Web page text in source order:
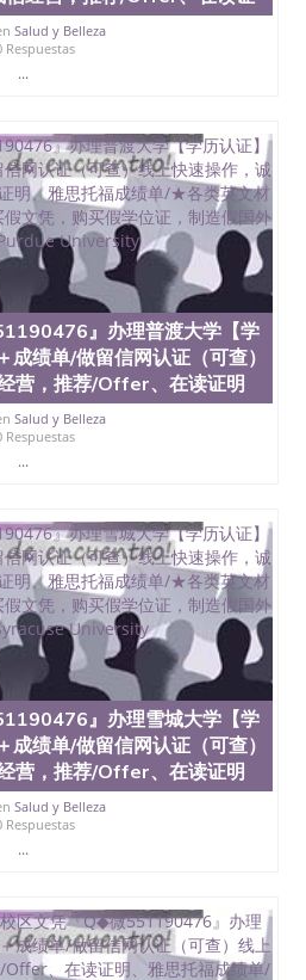
客户办理信息； 2、客户付
到账转制作点做电子图；
确认； 5、电子图确认好转成
好拍照或者视频确认再付余
。 2、留学回国人员证明
真实存档可查。 3、留信网
可查，终身受用。 四、办理
建筑学院、商学院、交流学
教育学院、工程学院、健康
程与科学学院、人文学院、
学校的教育学院排名在全美
十五名，且继续攀升中。纽
、硕士及博士学位。学校的
MBA、财务、教育、建筑工
文学、音乐、生物学、统计
文学、农业、环境污染控
物工程、建筑设计、工商管
、航天工程、土木工程、数
学、心理学、戏剧、市场营
2、补充毕业证成绩单等相关
账号，付定金； 4、预约递
户本人一起去留服递交材
结果书留服直接邮寄给客户
付余款。 我们对海外大学及
用的材料，尺寸大小，防伪
底纹，钢印LOGO烫金烫
重叠。 文字图案浮雕，激光
复印防伪）都有原版本文凭
外客户群体的认可，同时和
时能做到与时俱进，及时掌握
绩单，资格证，学生卡，结
证明等相关材料）的版本更
握的海外学历文凭的样版，尺
技术等等，并在时间收集到
倾情诠释什么是高性价比。
Q/微
成绩单、教育部认证,录取通
Salud y Belleza
Respuestas
...
』办理普渡大学【学
绩单/做留信网认证（可查）
营，推荐/Offer、在读证明
Salud y Belleza
Respuestas
...
』办理雪城大学【学
绩单/做留信网认证（可查）
营，推荐/Offer、在读证明
Salud y Belleza
Respuestas
...